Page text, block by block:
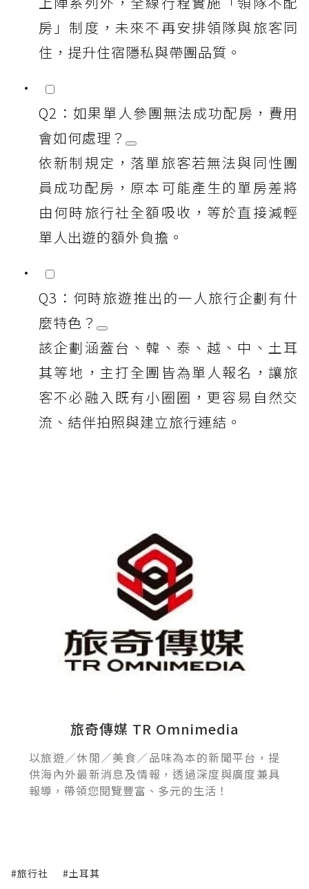
房」制度，未來不再安排領隊與旅客同
住，提升住宿隱私與帶團品質。
Q2：如果單人參團無法成功配房，費用
會如何處理？
依新制規定，落單旅客若無法與同性團
員成功配房，原本可能產生的單房差將
由何時旅行社全額吸收，等於直接減輕
單人出遊的額外負擔。
Q3：何時旅遊推出的一人旅行企劃有什
麼特色？
該企劃涵蓋台、韓、泰、越、中、土耳
其等地，主打全團皆為單人報名，讓旅
客不必融入既有小圈圈，更容易自然交
流、結伴拍照與建立旅行連結。
旅奇傳媒 TR Omnimedia
以旅遊／休閒／美食／品味為本的新聞平台，提
供海內外最新消息及情報，透過深度與廣度兼具
報導，帶領您閱覽豐富、多元的生活！
#旅行社 #土耳其